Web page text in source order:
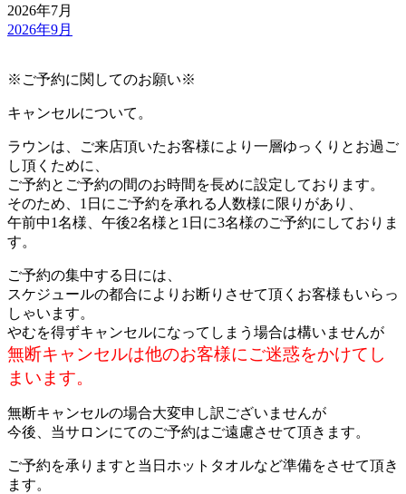
2026年7月
2026年9月
※ご予約に関してのお願い※
キャンセルについて。
ラウンは、ご来店頂いたお客様により一層ゆっくりとお過ご
し頂くために、
ご予約とご予約の間のお時間を長めに設定しております。
そのため、1日にご予約を承れる人数様に限りがあり、
午前中1名様、午後2名様と1日に3名様のご予約にしておりま
す。
ご予約の集中する日には、
スケジュールの都合によりお断りさせて頂くお客様もいらっ
しゃいます。
やむを得ずキャンセルになってしまう場合は構いませんが
無断キャンセルは他のお客様にご迷惑をかけてし
まいます。
無断キャンセルの場合大変申し訳ございませんが
今後、当サロンにてのご予約はご遠慮させて頂きます。
ご予約を承りますと当日ホットタオルなど準備をさせて頂き
ます。